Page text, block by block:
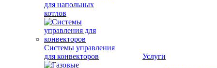
для напольных
котлов
Системы управления
для конвекторов
Услуги